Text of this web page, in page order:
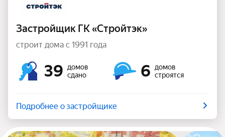
Застройщик ГК «Стройтэк»
строит дома с 1991 года
39
домов
сдано
6
домов
строятся
Подробнее о застройщике